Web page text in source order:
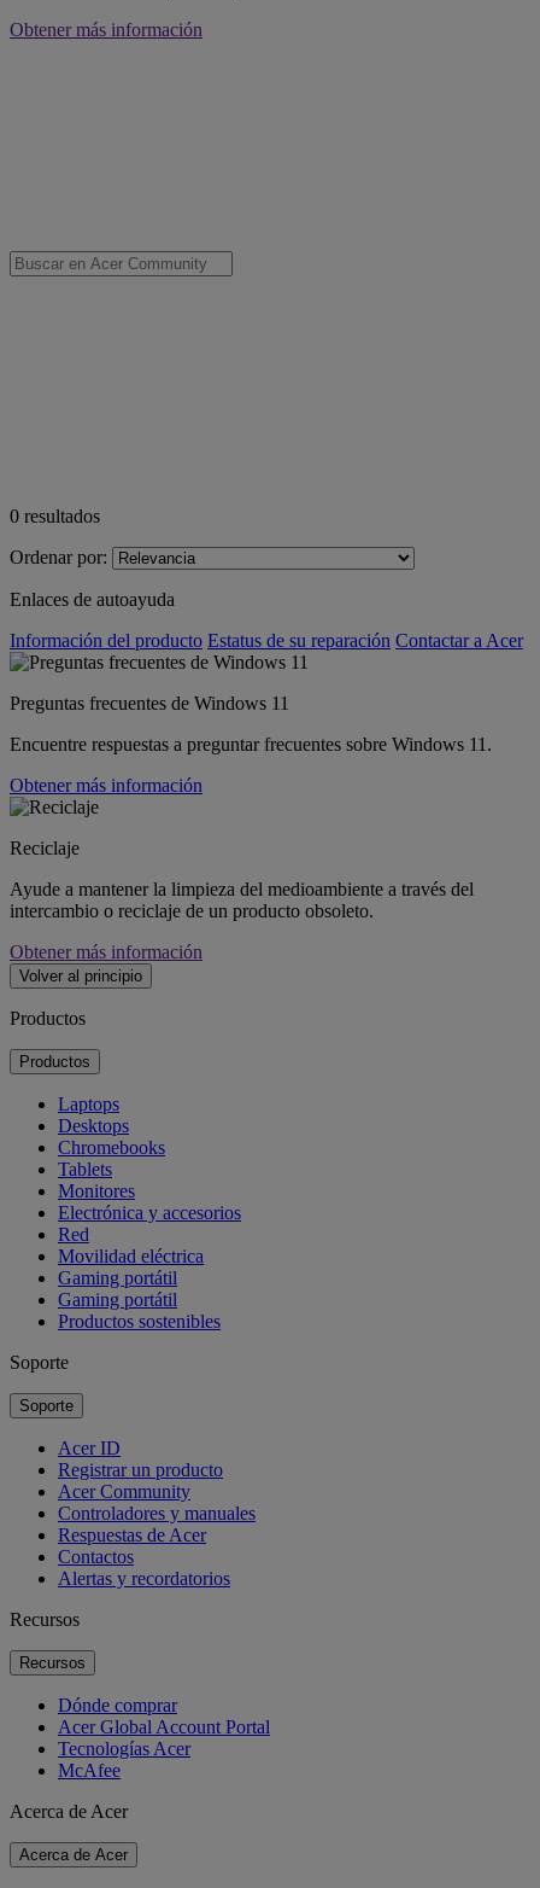
Obtener más información
0 resultados
Ordenar por:
Enlaces de autoayuda
Información del producto Estatus de su reparación Contactar a Acer
Preguntas frecuentes de Windows 11
Encuentre respuestas a preguntar frecuentes sobre Windows 11.
Obtener más información
Reciclaje
Ayude a mantener la limpieza del medioambiente a través del
intercambio o reciclaje de un producto obsoleto.
Obtener más información
Volver al principio
Productos
Productos
Laptops
Desktops
Chromebooks
Tablets
Monitores
Electrónica y accesorios
Red
Movilidad eléctrica
Gaming portátil
Gaming portátil
Productos sostenibles
Soporte
Soporte
Acer ID
Registrar un producto
Acer Community
Controladores y manuales
Respuestas de Acer
Contactos
Alertas y recordatorios
Recursos
Recursos
Dónde comprar
Acer Global Account Portal
Tecnologías Acer
McAfee
Acerca de Acer
Acerca de Acer